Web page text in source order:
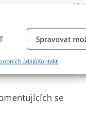
informací.
podvodů a
reklamy a
údajů.
Spravovat
údajůKontakt
jiný
v plavkách
se